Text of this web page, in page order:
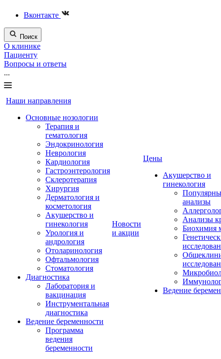
Вконтакте
Поиск
О клинике
Пациенту
Вопросы и ответы
...
Наши направления
Основные нозологии
Терапия и
гематология
Эндокринология
Неврология
Кардиология
Гастроэнтерология
Склеротерапия
Хирургия
Дерматология и
косметология
Акушерство и
гинекология
Урология и
андрология
Отоларинология
Офтальмология
Стоматология
Диагностика
Лаборатория и
вакцинация
Инструментальная
диагностика
Ведение беременности
Программа
ведения
беременности
Новости
и акции
Цены
Акушерство и
гинекология
анализы
Анализы
Биохимия
Ведение